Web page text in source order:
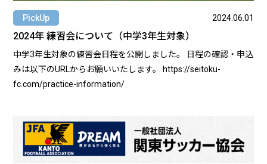
PickUp 2024.06.01
2024年 練習会について（中学3年生対象）
中学3年生対象の練習会日程を公開しました。 日程の確認・申込
みは以下のURLからお願いいたします。 https://seitoku-
fc.com/practice-information/